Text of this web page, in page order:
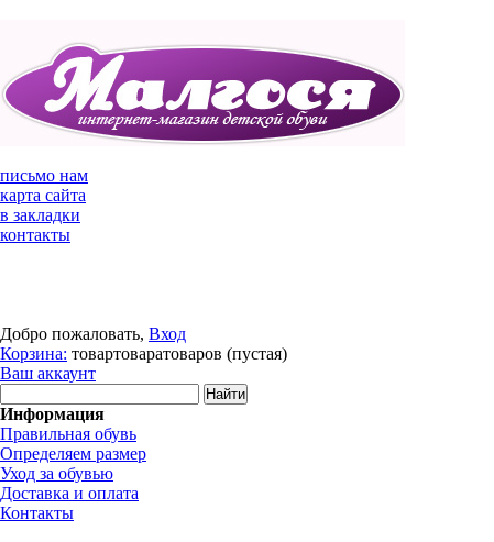
письмо нам
карта сайта
в закладки
контакты
Добро пожаловать, Вход
Корзина: товартоваратоваров (пустая)
Ваш аккаунт
Информация
Правильная обувь
Определяем размер
Уход за обувью
Доставка и оплата
Контакты